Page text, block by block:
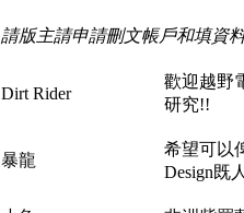
請版主請申請刪文帳戶和填資
Dirt Rider
歡迎越野
研究!!
暴龍
希望可以
Design既